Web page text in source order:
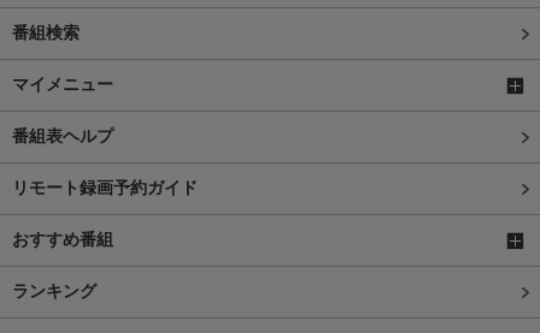
番組検索
マイメニュー
番組表ヘルプ
リモート録画予約ガイド
おすすめ番組
ランキング